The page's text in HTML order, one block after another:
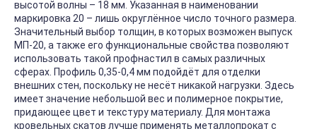
высотой волны – 18 мм. Указанная в наименовании
маркировка 20 – лишь округлённое число точного размера.
Значительный выбор толщин, в которых возможен выпуск
МП-20, а также его функциональные свойства позволяют
использовать такой профнастил в самых различных
сферах. Профиль 0,35-0,4 мм подойдёт для отделки
внешних стен, поскольку не несёт никакой нагрузки. Здесь
имеет значение небольшой вес и полимерное покрытие,
придающее цвет и текстуру материалу. Для монтажа
кровельных скатов лучше применять металлопрокат с